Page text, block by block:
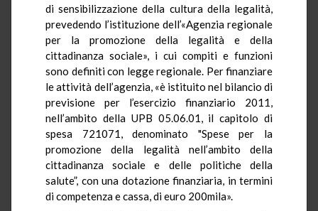
di sensibilizzazione della cultura della legalità,
prevedendo l’istituzione dell’«Agenzia regionale
per la promozione della legalità e della
cittadinanza sociale», i cui compiti e funzioni
sono definiti con legge regionale. Per finanziare
le attività dell’agenzia, «è istituito nel bilancio di
previsione per l’esercizio finanziario 2011,
nell’ambito della UPB 05.06.01, il capitolo di
spesa 721071, denominato "Spese per la
promozione della legalità nell’ambito della
cittadinanza sociale e delle politiche della
salute”, con una dotazione finanziaria, in termini
di competenza e cassa, di euro 200mila».